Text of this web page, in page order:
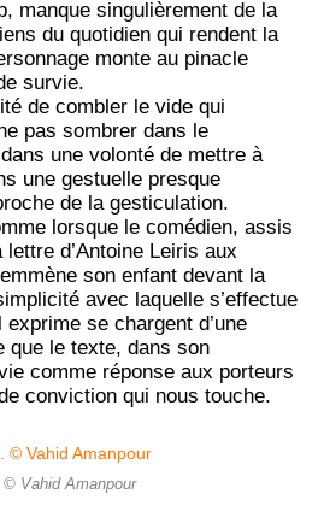
manque singulièrement de la
du quotidien qui rendent la
monte au pinacle
survie.
de combler le vide qui
pas sombrer dans le
une volonté de mettre à
une gestuelle presque
de la gesticulation.
lorsque le comédien, assis
d’Antoine Leiris aux
son enfant devant la
avec laquelle s’effectue
se chargent d’une
que le texte, dans son
comme réponse aux porteurs
conviction qui nous touche.
Vahid Amanpour